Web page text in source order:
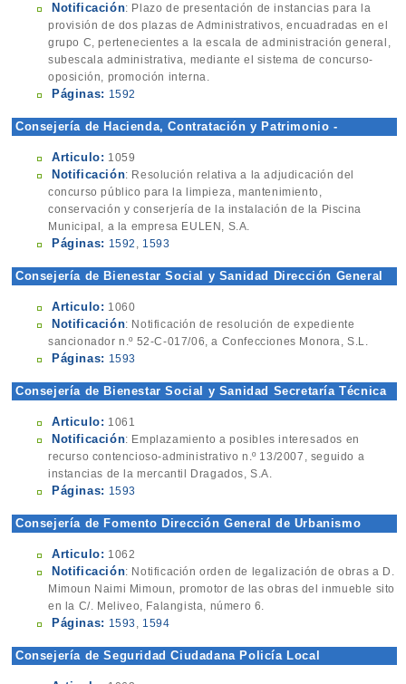
Notificación: Plazo de presentación de instancias para la
provisión de dos plazas de Administrativos, encuadradas en el
grupo C, pertenecientes a la escala de administración general,
subescala administrativa, mediante el sistema de concurso-
oposición, promoción interna.
Páginas: 1592
Consejería de Hacienda, Contratación y Patrimonio -
Articulo: 1059
Notificación: Resolución relativa a la adjudicación del
concurso público para la limpieza, mantenimiento,
conservación y conserjería de la instalación de la Piscina
Municipal, a la empresa EULEN, S.A.
Páginas: 1592 , 1593
Consejería de Bienestar Social y Sanidad Dirección General
Articulo: 1060
Notificación: Notificación de resolución de expediente
sancionador n.º 52-C-017/06, a Confecciones Monora, S.L.
Páginas: 1593
Consejería de Bienestar Social y Sanidad Secretaría Técnica
Articulo: 1061
Notificación: Emplazamiento a posibles interesados en
recurso contencioso-administrativo n.º 13/2007, seguido a
instancias de la mercantil Dragados, S.A.
Páginas: 1593
Consejería de Fomento Dirección General de Urbanismo
Articulo: 1062
Notificación: Notificación orden de legalización de obras a D.
Mimoun Naimi Mimoun, promotor de las obras del inmueble sito
en la C/. Meliveo, Falangista, número 6.
Páginas: 1593 , 1594
Consejería de Seguridad Ciudadana Policía Local